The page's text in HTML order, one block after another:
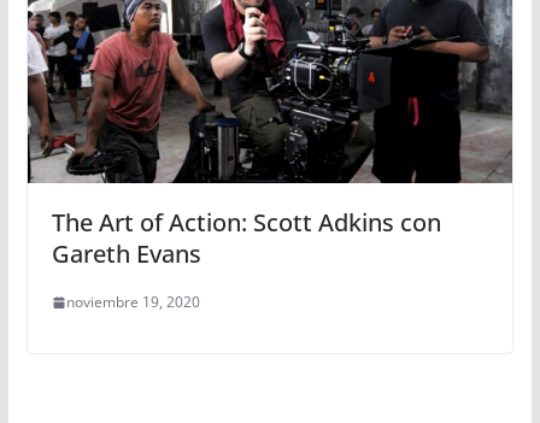
The Art of Action: Scott Adkins con
Gareth Evans
noviembre 19, 2020